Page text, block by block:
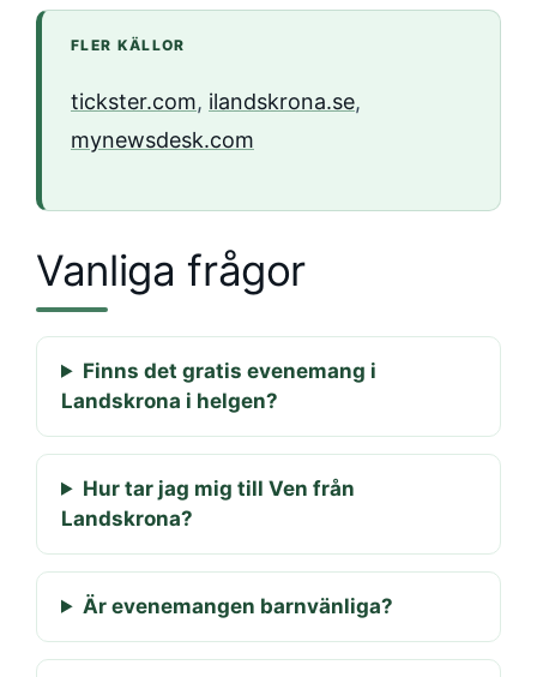
FLER KÄLLOR
tickster.com, ilandskrona.se,
mynewsdesk.com
Vanliga frågor
Finns det gratis evenemang i
Landskrona i helgen?
Hur tar jag mig till Ven från
Landskrona?
Är evenemangen barnvänliga?